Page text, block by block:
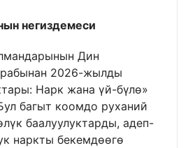
негиздемеси
Дин
2026-жылды
Нарк жана үй-бүлө»
багыт коомдо руханий
баалуулуктарды, адеп-
наркты бекемдөөгө